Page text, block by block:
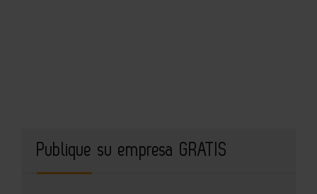
Publique su empresa GRATIS